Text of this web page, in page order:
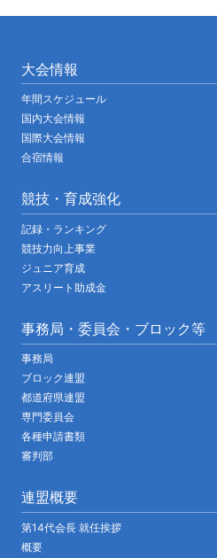
大会情報
年間スケジュール
国内大会情報
国際大会情報
合宿情報
競技・育成強化
記録・ランキング
競技力向上事業
ジュニア育成
アスリート助成金
事務局・委員会・ブロック等
事務局
ブロック連盟
都道府県連盟
専門委員会
各種申請書類
審判部
連盟概要
第14代会長 就任挨拶
概要